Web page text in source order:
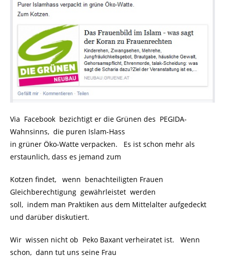
Via Facebook bezichtigt er die Grünen des PEGIDA-
Wahnsinns, die puren Islam-Hass
in grüner Öko-Watte verpacken. Es ist schon mehr als
erstaunlich, dass es jemand zum
Kotzen findet, wenn benachteiligten Frauen
Gleichberechtigung gewährleistet werden
soll, indem man Praktiken aus dem Mittelalter aufgedeckt
und darüber diskutiert.
Wir wissen nicht ob Peko Baxant verheiratet ist. Wenn
schon, dann tut uns seine Frau